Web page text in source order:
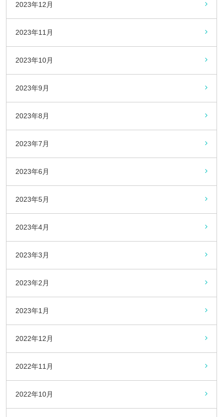
2023年12月
2023年11月
2023年10月
2023年9月
2023年8月
2023年7月
2023年6月
2023年5月
2023年4月
2023年3月
2023年2月
2023年1月
2022年12月
2022年11月
2022年10月